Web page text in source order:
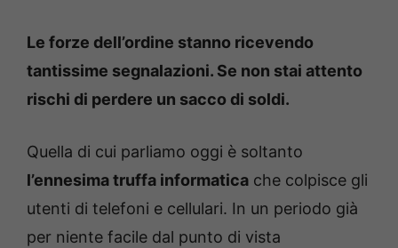
Le forze dell’ordine stanno ricevendo
tantissime segnalazioni. Se non stai attento
rischi di perdere un sacco di soldi.
Quella di cui parliamo oggi è soltanto
l’ennesima truffa informatica che colpisce gli
utenti di telefoni e cellulari. In un periodo già
per niente facile dal punto di vista